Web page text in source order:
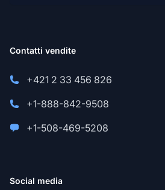
Contatti vendite
+421 2 33 456 826
+1-888-842-9508
+1-508-469-5208
Social media